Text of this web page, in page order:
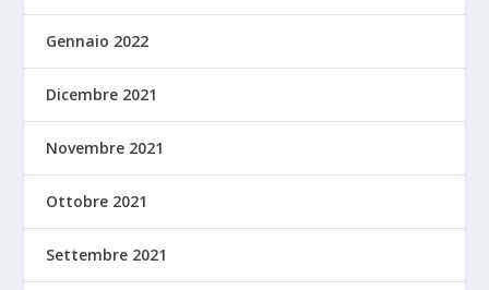
Gennaio 2022
Dicembre 2021
Novembre 2021
Ottobre 2021
Settembre 2021